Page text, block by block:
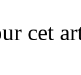
cet